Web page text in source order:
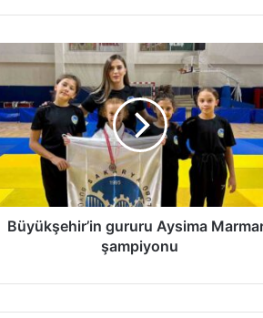
Büyükşehir’in gururu Aysima
şampiyonu